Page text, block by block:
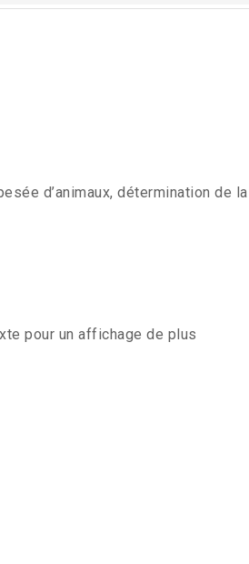
d’animaux, détermination de la
pour un affichage de plus